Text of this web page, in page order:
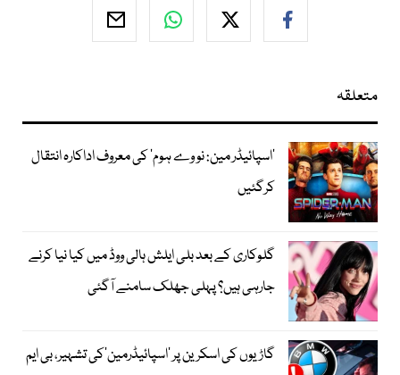
متعلقہ
’اسپائیڈر مین: نو وے ہوم‘ کی معروف اداکارہ انتقال
کرگئیں
گلوکاری کے بعد بلی ایلش ہالی ووڈ میں کیا نیا کرنے
جارہی ہیں؟ پہلی جھلک سامنے آگئی
گاڑیوں کی اسکرین پر ’اسپائیڈرمین‘کی تشہیر، بی ایم